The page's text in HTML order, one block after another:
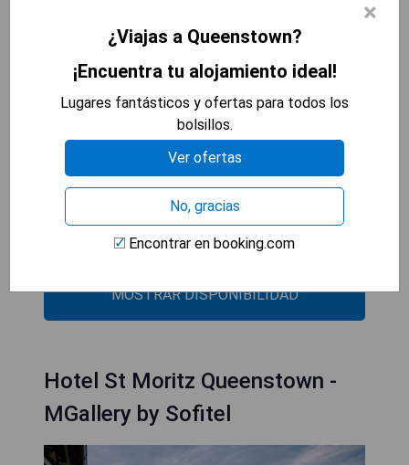
tranquilo, situado a solo 15 minutos en coche del
centro de Queenstown. Desde cada habitación se
las montañas.
- Alojamiento de lujo
- Comida gourmet
- Vistas espectaculares
- Entorno tranquilo
- Proximidad a Queenstown
MOSTRAR DISPONIBILIDAD
Hotel St Moritz Queenstown -
MGallery by Sofitel
×
¿Viajas a Queenstown?
¡Encuentra tu alojamiento ideal!
Lugares fantásticos y ofertas para todos los
bolsillos.
Ver ofertas
No, gracias
Encontrar en booking.com